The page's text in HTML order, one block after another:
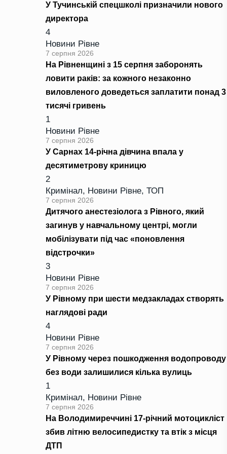
У Тучинській спецшколі призначили нового
директора
4
Новини Рівне
7 серпня 2026
На Рівненщині з 15 серпня заборонять
ловити раків: за кожного незаконно
виловленого доведеться заплатити понад 3
тисячі гривень
1
Новини Рівне
7 серпня 2026
У Сарнах 14-річна дівчина впала у
десятиметрову криницю
2
Кримінал, Новини Рівне, ТОП
7 серпня 2026
Дитячого анестезіолога з Рівного, який
загинув у навчальному центрі, могли
мобілізувати під час «поновлення
відстрочки»
3
Новини Рівне
7 серпня 2026
У Рівному при шести медзакладах створять
наглядові ради
4
Новини Рівне
7 серпня 2026
У Рівному через пошкодження водопроводу
без води залишилися кілька вулиць
1
Кримінал, Новини Рівне
7 серпня 2026
На Володимиреччині 17-річний мотоцикліст
збив літню велосипедистку та втік з місця
ДТП